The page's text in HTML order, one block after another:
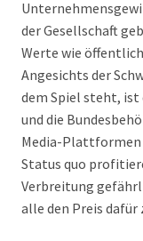
der Gesellschaft
Werte wie
Angesichts der
dem Spiel steht, ist
und die
Media-Plattformen
Status quo
Verbreitung
alle den Preis dafür